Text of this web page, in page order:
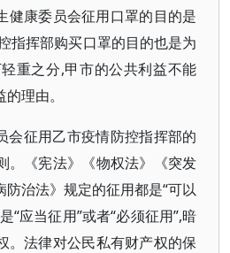
康委员会征用口罩的目的是
指挥部购买口罩的目的也是为
重之分,甲市的公共利益不能
理由。
会征用乙市疫情防控指挥部的
。《宪法》《物权法》《突发
治法》规定的征用都是“可以
“应当征用”或者“必须征用”,暗
。法律对公民私有财产权的保